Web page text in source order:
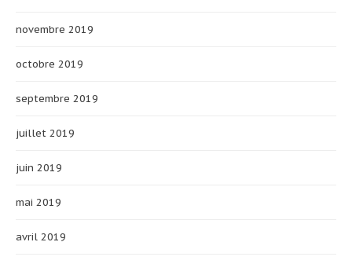
novembre 2019
octobre 2019
septembre 2019
juillet 2019
juin 2019
mai 2019
avril 2019